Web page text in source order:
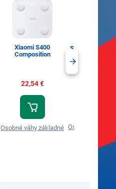
Xiaomi S400
Composition
22,54 €
Osobné váhy základné
Sencor SBS
Osobné váhy